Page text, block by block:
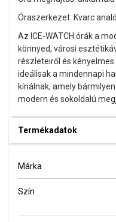
Óraszerkezet: Kvarc
Az ICE-WATCH órák a
könnyed, városi
részleteiről és
ideálisak a mindennapi
kínálnak, amely
modern és sokoldalú
Termékadatok
Márka
Szín